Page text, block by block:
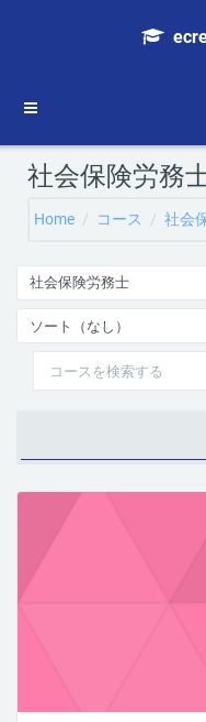
社会保険労務
Home コース 社会
社会保険労務士
ソート（なし）
コースを検索する